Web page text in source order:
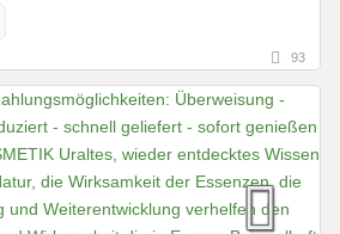
93